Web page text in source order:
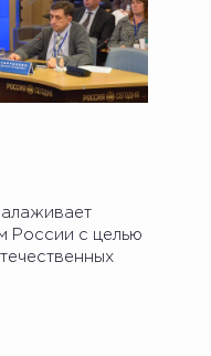
России с целью